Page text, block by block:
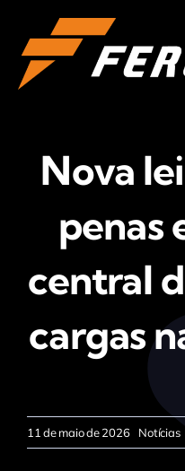
para
conteúdo
Nova
penas
central
cargas
11 de maio de 2026 Notícias